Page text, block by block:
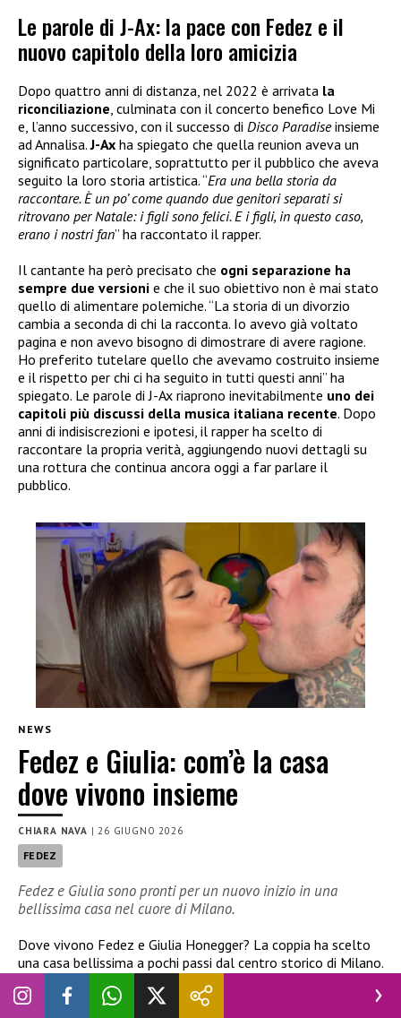
Le parole di J-Ax: la pace con Fedez e il
nuovo capitolo della loro amicizia
Dopo quattro anni di distanza, nel 2022 è arrivata la
riconciliazione, culminata con il concerto benefico Love Mi
e, l’anno successivo, con il successo di Disco Paradiseinsieme
ad Annalisa.J-Ax ha spiegato che quella reunion aveva un
significato particolare, soprattutto per il pubblico che aveva
seguito la loro storia artistica. “Era una bella storia da
raccontare. È un po’ come quando due genitori separati si
ritrovano per Natale: i figli sono felici. E i figli, in questo caso,
erano i nostri fan” ha raccontato il rapper.
Il cantante ha però precisato che ogni separazione ha
sempre due versioni e che il suo obiettivo non è mai stato
quello di alimentare polemiche. “La storia di un divorzio
cambia a seconda di chi la racconta. Io avevo già voltato
pagina e non avevo bisogno di dimostrare di avere ragione.
Ho preferito tutelare quello che avevamo costruito insieme
e il rispetto per chi ci ha seguito in tutti questi anni” ha
spiegato. Le parole di J-Ax riaprono inevitabilmente uno dei
capitoli più discussi della musica italiana recente. Dopo
anni di indisiscrezioni e ipotesi, il rapper ha scelto di
raccontare la propria verità, aggiungendo nuovi dettagli su
una rottura che continua ancora oggi a far parlare il
pubblico.
NEWS
Fedez e Giulia: com’è la casa
dove vivono insieme
CHIARA NAVA | 26 GIUGNO 2026
FEDEZ
Fedez e Giulia sono pronti per un nuovo inizio in una
bellissima casa nel cuore di Milano.
Dove vivono Fedez e Giulia Honegger? La coppia ha scelto
una casa bellissima a pochi passi dal centro storico di Milano.
Un’abitazione ricca di dettagli scelti con cura.